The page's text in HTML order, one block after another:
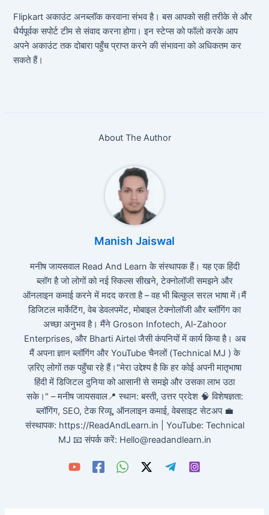
Flipkart अकाउंट अनब्लॉक करवाना संभव है। बस आपको सही तरीके से और
धैर्यपूर्वक सपोर्ट टीम से संवाद करना होगा। इन स्टेप्स को फॉलो करके आप
अपने अकाउंट तक दोबारा पहुँच प्राप्त करने की संभावना को अधिकतम कर
सकते हैं।
About The Author
Manish Jaiswal
मनीष जायसवाल Read And Learn के संस्थापक हैं। यह एक हिंदी
ब्लॉग है जो लोगों को नई स्किल्स सीखने, टेक्नोलॉजी समझने और
ऑनलाइन कमाई करने में मदद करता है – वह भी बिल्कुल सरल भाषा में।मैं
डिजिटल मार्केटिंग, वेब डेवलपमेंट, मोबाइल टेक्नोलॉजी और ब्लॉगिंग का
अच्छा अनुभव है। मैंने Groson Infotech, Al-Zahoor
Enterprises, और Bharti Airtel जैसी कंपनियों में कार्य किया है। अब
मैं अपना ज्ञान ब्लॉगिंग और YouTube चैनलों (Technical MJ ) के
ज़रिए लोगों तक पहुँचा रहे हैं।"मेरा उद्देश्य है कि हर कोई अपनी मातृभाषा
हिंदी में डिजिटल दुनिया को आसानी से समझे और उसका लाभ उठा
सके।" – मनीष जायसवाल📍 स्थान: बस्ती, उत्तर प्रदेश 🧠 विशेषज्ञता:
ब्लॉगिंग, SEO, टेक रिव्यू, ऑनलाइन कमाई, वेबसाइट सेटअप 💼
संस्थापक: https://ReadAndLearn.in | YouTube: Technical
MJ 📧 संपर्क करें: Hello@readandlearn.in